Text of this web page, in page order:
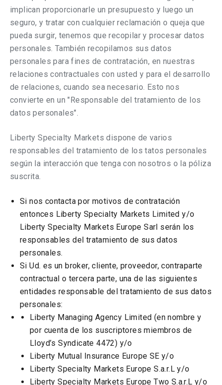
implican proporcionarle un presupuesto y luego un
seguro, y tratar con cualquier reclamación o queja que
pueda surgir, tenemos que recopilar y procesar datos
personales. También recopilamos sus datos
personales para fines de contratación, en nuestras
relaciones contractuales con usted y para el desarrollo
de relaciones, cuando sea necesario. Esto nos
convierte en un "Responsable del tratamiento de los
datos personales".
Liberty Specialty Marketsdispone de varios
responsables del tratamiento de los tatos personales
según la interacción que tenga con nosotros o la póliza
suscrita.
Si nos contacta por motivos de contratación
entonces Liberty Specialty Markets Limited y/o
Liberty Specialty Markets Europe Sarl serán los
responsables del tratamiento de sus datos
personales.
Si Ud. es un broker, cliente, proveedor, contraparte
contractual o tercera parte, una de las siguientes
entidadesresponsable del tratamientode sus datos
personales:
Liberty Managing Agency Limited (en nombre y
por cuenta de los suscriptores miembros de
Lloyd’s Syndicate 4472) y/o
Liberty Mutual Insurance Europe SE y/o
Liberty Specialty Markets Europe S.a.r.L y/o
Liberty Specialty Markets Europe Two S.a.r.L y/o